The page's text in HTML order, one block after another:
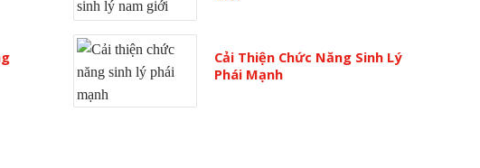
Cải Thiện Chức Năng Sinh Lý
Phái Mạnh